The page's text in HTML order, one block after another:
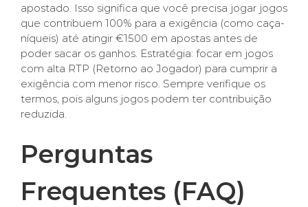
apostado. Isso significa que você precisa jogar jogos
que contribuem 100% para a exigência (como caça-
níqueis) até atingir €1500 em apostas antes de
poder sacar os ganhos. Estratégia: focar em jogos
com alta RTP (Retorno ao Jogador) para cumprir a
exigência com menor risco. Sempre verifique os
termos, pois alguns jogos podem ter contribuição
reduzida.
Perguntas
Frequentes (FAQ)